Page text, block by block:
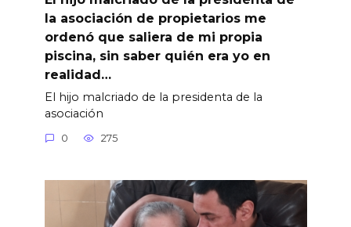
la asociación de propietarios me
ordenó que saliera de mi propia
piscina, sin saber quién era yo en
realidad…
El hijo malcriado de la presidenta de la
asociación
0 275